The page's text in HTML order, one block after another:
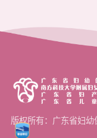
版权所有：广东省妇